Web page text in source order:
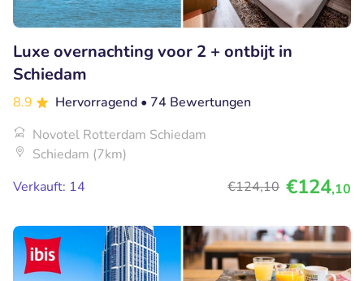
Luxe overnachting voor 2 + ontbijt in
Schiedam
8.9 Hervorragend • 74 Bewertungen
Novotel Rotterdam Schiedam
Schiedam (7km)
Verkauft: 14
€124,10 €124,10